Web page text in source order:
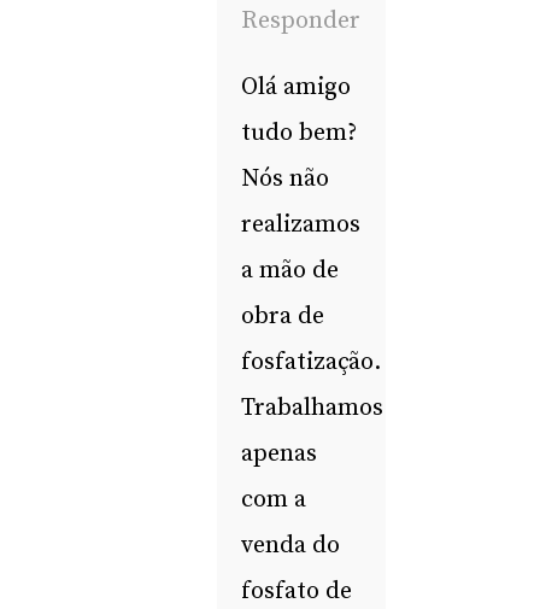
Responder
Olá amigo
tudo bem?
Nós não
realizamos
a mão de
obra de
fosfatização.
Trabalhamos
apenas
com a
venda do
fosfato de